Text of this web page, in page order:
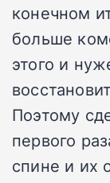
конечном
больше
этого и
Поэтому
первого
спине и их